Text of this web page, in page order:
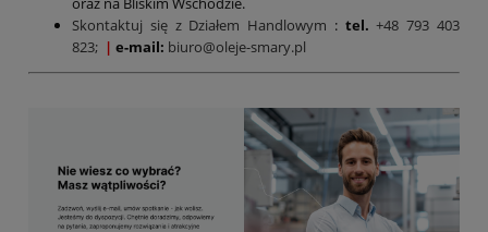
Skontaktuj się z Działem Handlowym : tel.+48 793 403
823; | e-mail: biuro@oleje-smary.pl